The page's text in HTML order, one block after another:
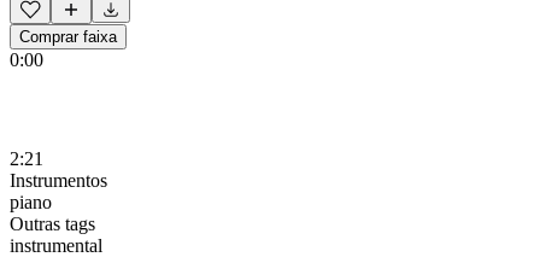
Comprar faixa
0:00
2:21
Instrumentos
piano
Outras tags
instrumental